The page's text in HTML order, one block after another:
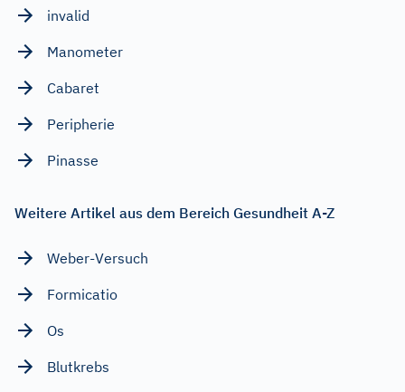
invalid
Manometer
Cabaret
Peripherie
Pinasse
Weitere Artikel aus dem Bereich Gesundheit A-Z
Weber-Versuch
Formicatio
Os
Blutkrebs